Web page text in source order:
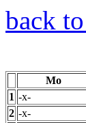
back
Mo
1 -x-
2 -x-